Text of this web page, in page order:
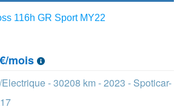
116h GR Sport MY22
mois
- 30208 km - 2023 - Spoticar-